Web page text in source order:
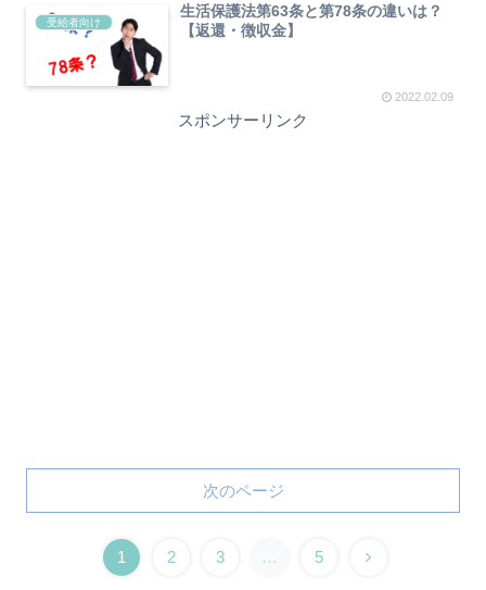
受給者向け
生活保護法第63条と第78条の違いは？
【返還・徴収金】
2022.02.09
スポンサーリンク
次のページ
1 2 3 … 5